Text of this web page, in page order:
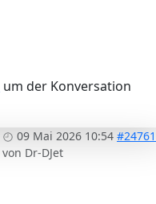
um der Konversation
09 Mai 2026 10:54 #24761
von Dr-DJet